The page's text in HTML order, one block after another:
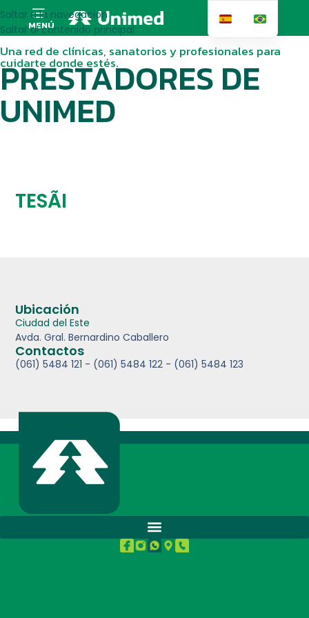
Saltar a la navegación
Saltar al contenido principal
MENÚ
Una red de clínicas, sanatorios y profesionales para
cuidarte donde estés.
PRESTADORES DE
UNIMED
TESÃI
Ubicación
Ciudad del Este
Avda. Gral. Bernardino Caballero
Contactos
(061) 5484 121 - (061) 5484 122 - (061) 5484 123